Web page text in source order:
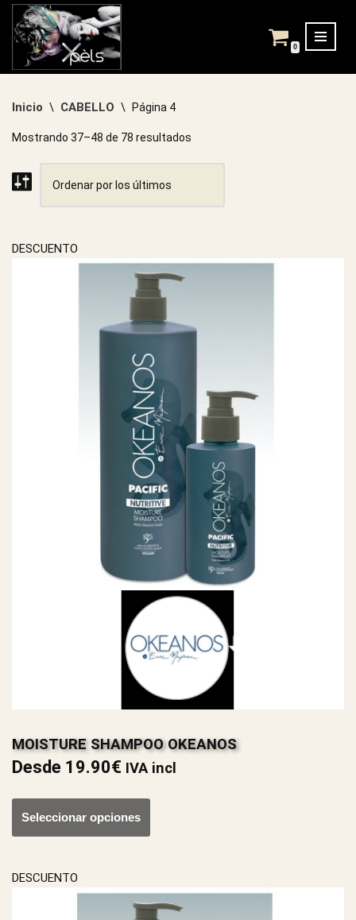
Saltar
0
Inicio \ CABELLO \ Página 4
Mostrando 37–48 de 78 resultados
DESCUENTO
MOISTURE SHAMPOO OKEANOS
Desde 19.90€ IVA incl
Seleccionar opciones
DESCUENTO